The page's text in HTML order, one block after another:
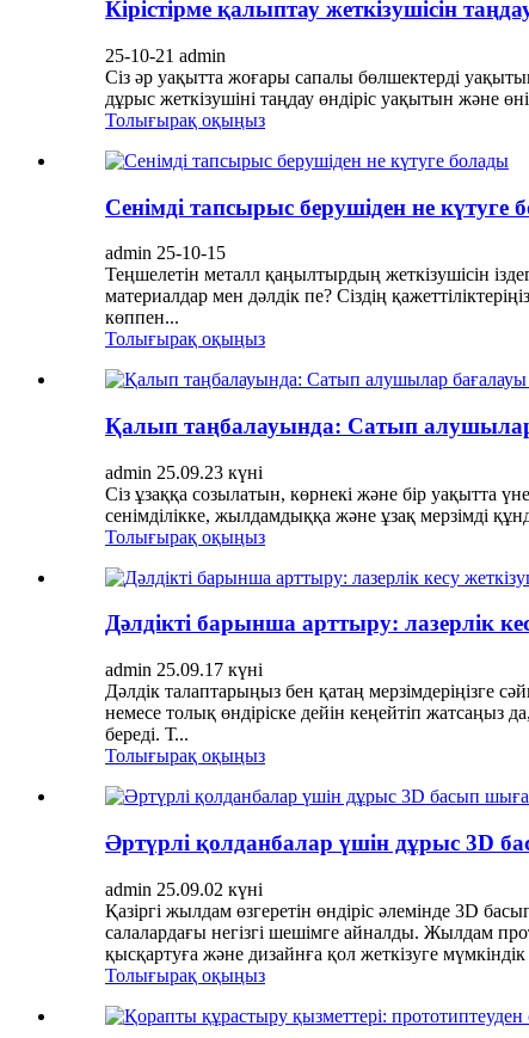
Кірістірме қалыптау жеткізушісін
25-10-21 admin
Сіз әр уақытта жоғары сапалы бөлшектерді
дұрыс жеткізушіні таңдау өндіріс уақытын және
Толығырақ оқыңыз
Сенімді тапсырыс берушіден не күтуге
admin 25-10-15
Теңшелетін металл қаңылтырдың жеткізушісін
материалдар мен дәлдік пе? Сіздің
көппен...
Толығырақ оқыңыз
Қалып таңбалауында: Сатып алушылар
admin 25.09.23 күні
Сіз ұзаққа созылатын, көрнекі және бір уақытта
сенімділікке, жылдамдыққа және ұзақ мерзімді
Толығырақ оқыңыз
Дәлдікті барынша арттыру: лазерлік
admin 25.09.17 күні
Дәлдік талаптарыңыз бен қатаң мерзімдеріңізге
немесе толық өндіріске дейін кеңейтіп жатсаңыз
береді. Т...
Толығырақ оқыңыз
Әртүрлі қолданбалар үшін дұрыс 3D
admin 25.09.02 күні
Қазіргі жылдам өзгеретін өндіріс әлемінде 3D
салалардағы негізгі шешімге айналды. Жылдам
қысқартуға және дизайнға қол жеткізуге мүмкіндік
Толығырақ оқыңыз